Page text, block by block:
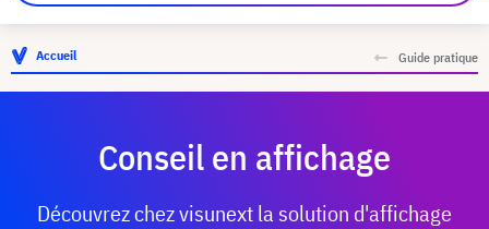
Accueil Guide pratique
Conseil en affichage
Découvrez chez visunext la solution d'affichage